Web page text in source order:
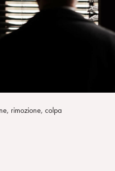
rimozione, colpa